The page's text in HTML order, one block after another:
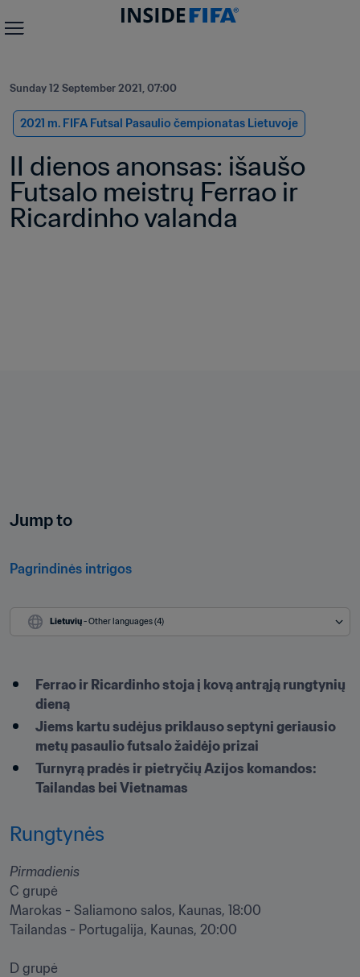
Sunday 12 September 2021, 07:00
2021 m. FIFA Futsal Pasaulio čempionatas Lietuvoje
II dienos anonsas: išaušo
Futsalo meistrų Ferrao ir
Ricardinho valanda
Jump to
Pagrindinės intrigos
Lietuvių - Other languages (4)
Ferrao ir Ricardinho stoja į kovą antrąją rungtynių
dieną
Jiems kartu sudėjus priklauso septyni geriausio
metų pasaulio futsalo žaidėjo prizai
Turnyrą pradės ir pietryčių Azijos komandos:
Tailandas bei Vietnamas
Rungtynės
Pirmadienis
C grupė
Marokas - Saliamono salos, Kaunas, 18:00
Tailandas - Portugalija, Kaunas, 20:00
D grupė